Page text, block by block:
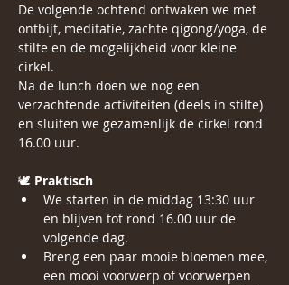
De volgende ochtend ontwaken we met
ontbijt, meditatie, zachte qigong/yoga, de
stilte en de mogelijkheid voor kleine
cirkel.
Na de lunch doen we nog een
verzachtende activiteiten (deels in stilte)
en sluiten we gezamenlijk de cirkel rond
16.00 uur.
🕊 Praktisch
We starten in de middag 13:30 uur
en blijven tot rond 16.00 uur de
volgende dag.
Breng een paar mooie bloemen mee,
een mooi voorwerp of voorwerpen